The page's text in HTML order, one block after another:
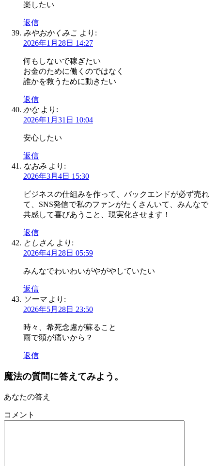
楽したい
返信
みやおかくみこ より:
2026年1月28日 14:27
何もしないで稼ぎたい
お金のために働くのではなく
誰かを救うために動きたい
返信
かな より:
2026年1月31日 10:04
安心したい
返信
なおみ より:
2026年3月4日 15:30
ビジネスの仕組みを作って、バックエンドが必ず売れ
て、SNS発信で私のファンがたくさんいて、みんなで
共感して喜びあうこと、現実化させます！
返信
としさん より:
2026年4月28日 05:59
みんなでわいわいがやがやしていたい
返信
ソーマ より:
2026年5月28日 23:50
時々、希死念慮が蘇ること
雨で頭が痛いから？
返信
魔法の質問に答えてみよう。
あなたの答え
コメント